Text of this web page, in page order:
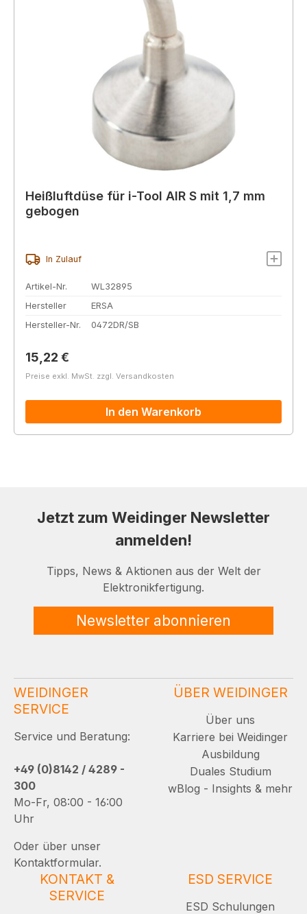
Heißluftdüse für i-Tool AIR S mit 1,7 mm
gebogen
In Zulauf
Artikel-Nr.
WL32895
Hersteller
ERSA
Hersteller-Nr.
0472DR/SB
Regulärer Preis:
15,22 €
Preise exkl. MwSt. zzgl. Versandkosten
In den Warenkorb
Jetzt zum Weidinger Newsletter
anmelden!
Tipps, News & Aktionen aus der Welt der
Elektronikfertigung.
Newsletter abonnieren
WEIDINGER
SERVICE
Service und Beratung:
+49 (0)8142 / 4289 -
300
Mo-Fr, 08:00 - 16:00
Uhr
Oder über unser
Kontaktformular.
ÜBER WEIDINGER
Über uns
Karriere bei Weidinger
Ausbildung
Duales Studium
wBlog - Insights & mehr
KONTAKT &
SERVICE
ESD SERVICE
ESD Schulungen